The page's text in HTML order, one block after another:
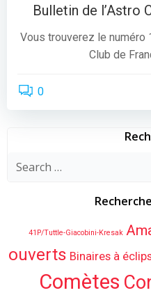
Bulletin de l’Astro
Vous trouverez le numéro
Club de
0
Search
41P/Tuttle-Giacobini-Kresak
ouverts Binaires à
Comètes